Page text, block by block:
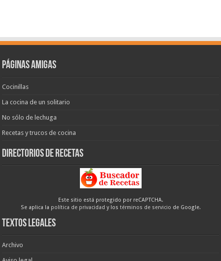
Páginas amigas
Cocinillas
La cocina de un solitario
No sólo de lechuga
Recetas y trucos de cocina
Directorios de recetas
Este sitio está protegido por reCAPTCHA.
Se aplica la política de privacidad y los términos de servicio de Google.
Textos legales
Archivo